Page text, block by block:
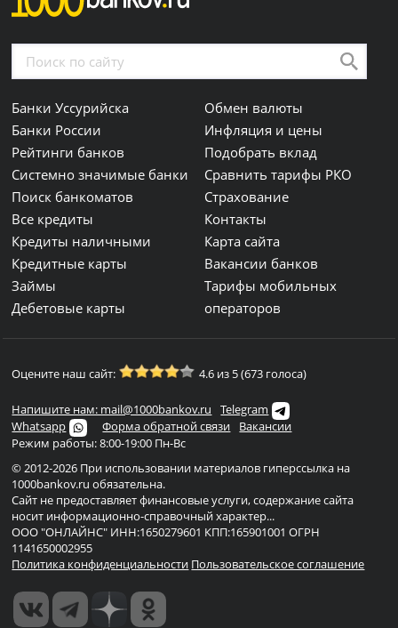
Банки Уссурийска
Банки России
Рейтинги банков
Системно значимые банки
Поиск банкоматов
Все кредиты
Кредиты наличными
Кредитные карты
Займы
Дебетовые карты
Обмен валюты
Инфляция и цены
Подобрать вклад
Сравнить тарифы РКО
Страхование
Контакты
Карта сайта
Вакансии банков
Тарифы мобильных
операторов
Оцените наш сайт: 4.6 из 5 (673 голоса)
Напишите нам: mail@1000bankov.ru
Telegram
Whatsapp
Форма обратной связи
Вакансии
Режим работы: 8:00-19:00 Пн-Вс
© 2012-2026 При использовании материалов гиперссылка на
1000bankov.ru обязательна.
Сайт не предоставляет финансовые услуги, содержание сайта
носит информационно-справочный характер...
ООО "ОНЛАЙНС" ИНН:1650279601 КПП:165901001 ОГРН
1141650002955
Политика конфиденциальности Пользовательское соглашение